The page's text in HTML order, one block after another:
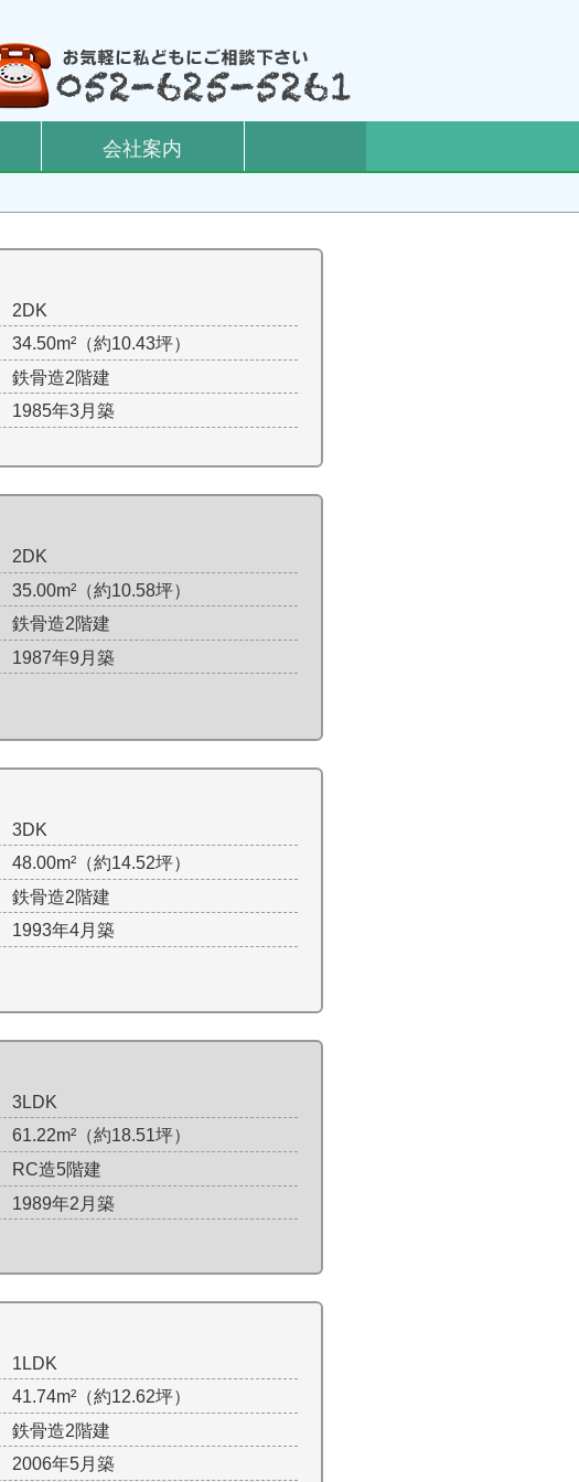
会社案内
2DK
34.50m²（約10.43坪）
鉄骨造2階建
1985年3月築
2DK
35.00m²（約10.58坪）
鉄骨造2階建
1987年9月築
3DK
48.00m²（約14.52坪）
鉄骨造2階建
1993年4月築
3LDK
61.22m²（約18.51坪）
RC造5階建
1989年2月築
1LDK
41.74m²（約12.62坪）
鉄骨造2階建
2006年5月築